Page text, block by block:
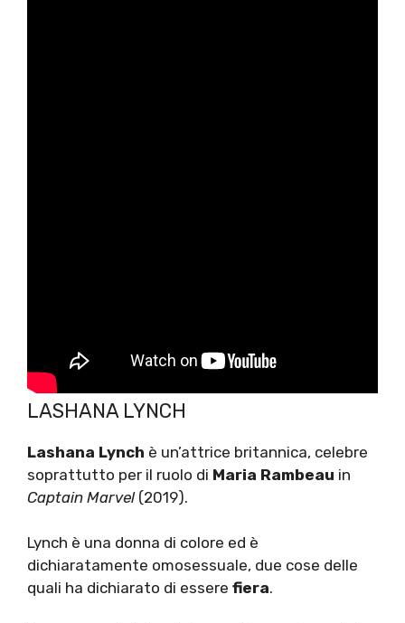
LASHANA LYNCH
Lashana Lynch è un’attrice britannica, celebre
soprattutto per il ruolo di Maria Rambeau in
Captain Marvel(2019).
Lynch è una donna di colore ed è
dichiaratamente omosessuale, due cose delle
quali ha dichiarato di essere fiera.